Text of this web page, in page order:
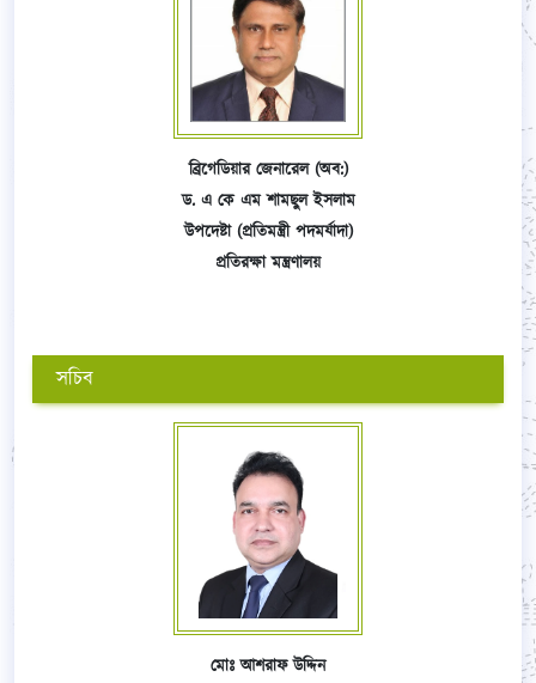
ব্রিগেডিয়ার জেনারেল (অব:)
ড. এ কে এম শামছুল ইসলাম
উপদেষ্টা (প্রতিমন্ত্রী পদমর্যাদা)
প্রতিরক্ষা মন্ত্রণালয়
সচিব
মোঃ আশরাফ উদ্দিন